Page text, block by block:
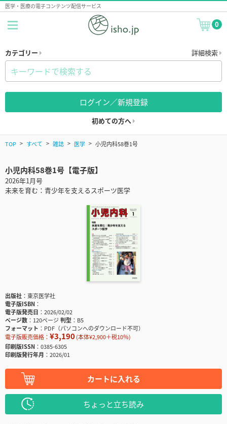
医学・医療の電子コンテンツ配信サービス
0
カテゴリー 詳細検索
ログイン／新規登録
初めての方へ
TOP すべて 雑誌 医学 小児内科58巻1号
小児内科58巻1号【電子版】
2026年1月号
未来を育む：青少年を支えるスポーツ医学
出版社
東京医学社
電子版ISBN
電子版発売日
2026/02/02
ページ数
120ページ判型
B5
フォーマット
PDF（パソコンへのダウンロード不可）
電子版販売価格： ¥3,190(本体¥2,900＋税10％)
印刷版ISSN
0385-6305
印刷版発行年月
2026/01
カートに入れる
ちょっと立ち読み